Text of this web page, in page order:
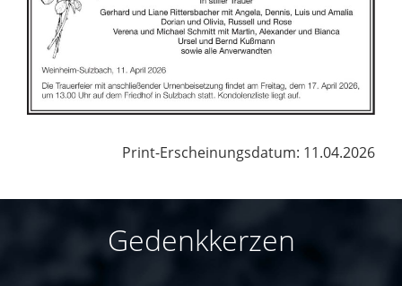
Print-Erscheinungsdatum: 11.04.2026
Gedenkkerzen